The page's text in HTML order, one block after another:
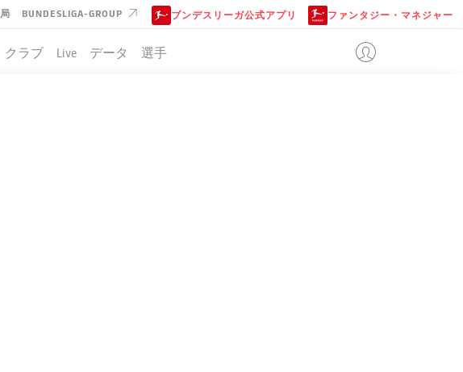
BUNDESLIGA-GROUP ブンデスリーガ公式アプリ ファンタジー・マネジャー
クラブ Live データ 選手